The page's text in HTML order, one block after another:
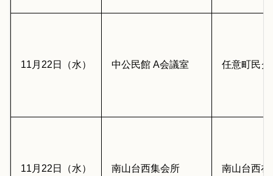
11月22日（水） 中公民館 A会議室 任意町民グ
11月22日（水） 南山台西集会所 南山台西